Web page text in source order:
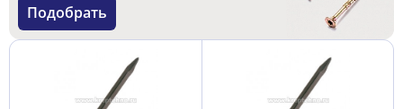
Подобрать